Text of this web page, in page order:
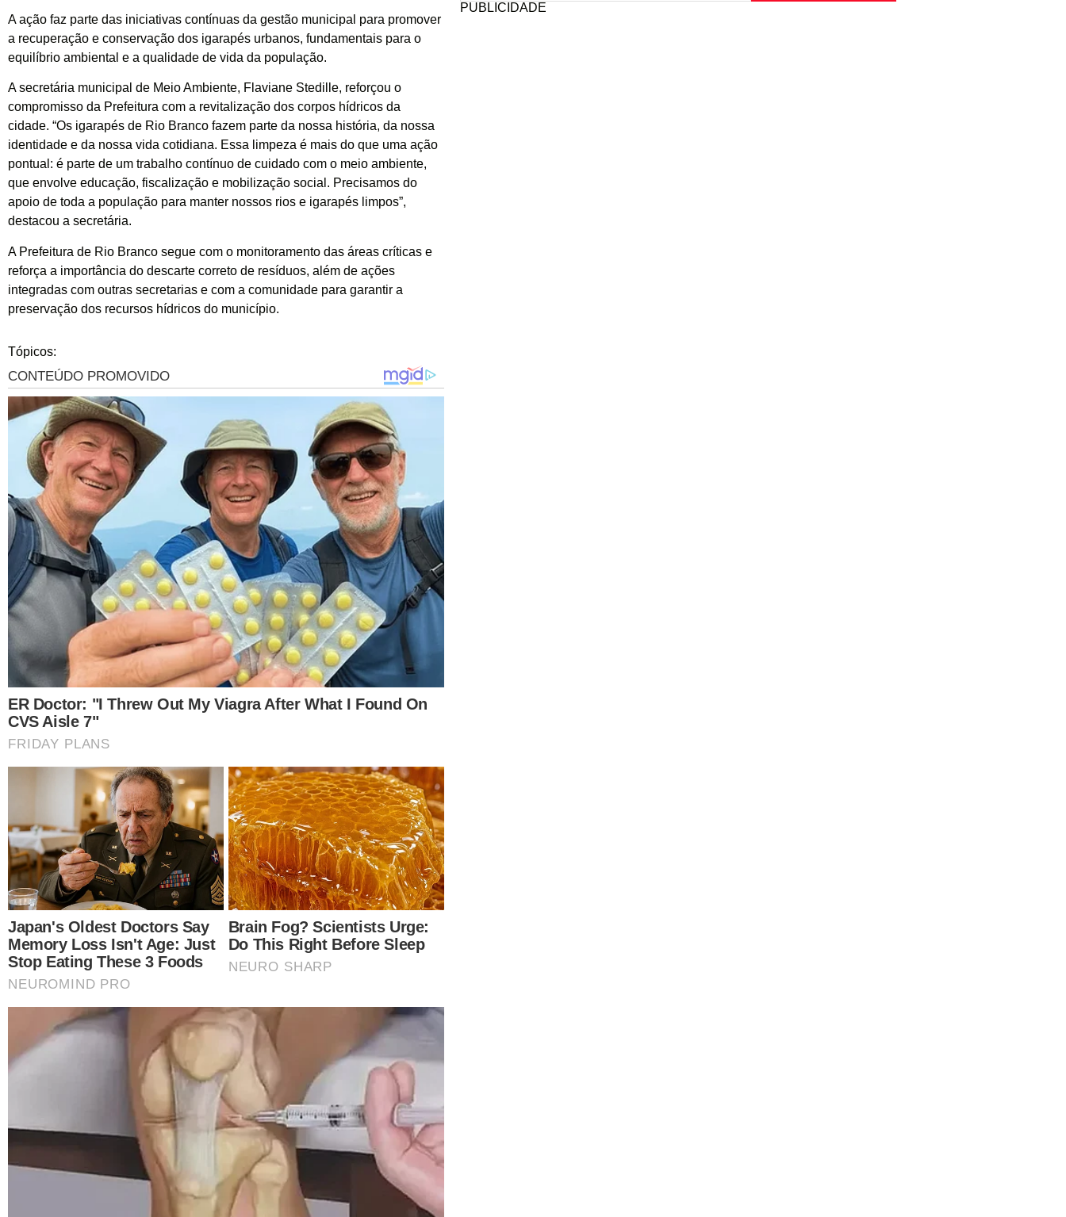
A ação faz parte das iniciativas contínuas da gestão municipal para promover
a recuperação e conservação dos igarapés urbanos, fundamentais para o
equilíbrio ambiental e a qualidade de vida da população.
A secretária municipal de Meio Ambiente, Flaviane Stedille, reforçou o
compromisso da Prefeitura com a revitalização dos corpos hídricos da
cidade. “Os igarapés de Rio Branco fazem parte da nossa história, da nossa
identidade e da nossa vida cotidiana. Essa limpeza é mais do que uma ação
pontual: é parte de um trabalho contínuo de cuidado com o meio ambiente,
que envolve educação, fiscalização e mobilização social. Precisamos do
apoio de toda a população para manter nossos rios e igarapés limpos”,
destacou a secretária.
A Prefeitura de Rio Branco segue com o monitoramento das áreas críticas e
reforça a importância do descarte correto de resíduos, além de ações
integradas com outras secretarias e com a comunidade para garantir a
preservação dos recursos hídricos do município.
Tópicos:
PUBLICIDADE